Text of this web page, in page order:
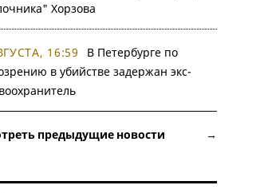
Хорзова
16:59
В Петербурге по
в убийстве задержан экс-
предыдущие новости →